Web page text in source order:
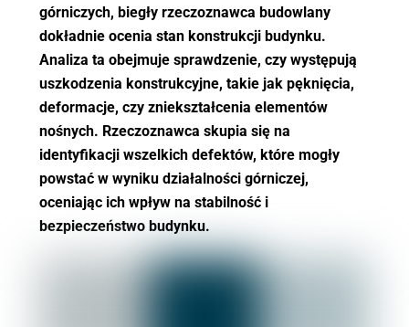
górniczych, biegły rzeczoznawca budowlany
dokładnie ocenia stan konstrukcji budynku.
Analiza ta obejmuje sprawdzenie, czy występują
uszkodzenia konstrukcyjne, takie jak pęknięcia,
deformacje, czy zniekształcenia elementów
nośnych. Rzeczoznawca skupia się na
identyfikacji wszelkich defektów, które mogły
powstać w wyniku działalności górniczej,
oceniając ich wpływ na stabilność i
bezpieczeństwo budynku.